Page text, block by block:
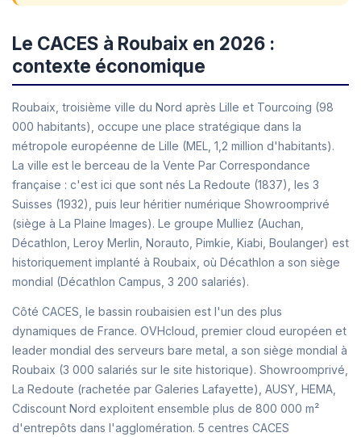
Le CACES à Roubaix en 2026 :
contexte économique
Roubaix, troisième ville du Nord après Lille et Tourcoing (98
000 habitants), occupe une place stratégique dans la
métropole européenne de Lille (MEL, 1,2 million d'habitants).
La ville est le berceau de la Vente Par Correspondance
française : c'est ici que sont nés La Redoute (1837), les 3
Suisses (1932), puis leur héritier numérique Showroomprivé
(siège à La Plaine Images). Le groupe Mulliez (Auchan,
Décathlon, Leroy Merlin, Norauto, Pimkie, Kiabi, Boulanger) est
historiquement implanté à Roubaix, où Décathlon a son siège
mondial (Décathlon Campus, 3 200 salariés).
Côté CACES, le bassin roubaisien est l'un des plus
dynamiques de France. OVHcloud, premier cloud européen et
leader mondial des serveurs bare metal, a son siège mondial à
Roubaix (3 000 salariés sur le site historique). Showroomprivé,
La Redoute (rachetée par Galeries Lafayette), AUSY, HEMA,
Cdiscount Nord exploitent ensemble plus de 800 000 m²
d'entrepôts dans l'agglomération. 5 centres CACES